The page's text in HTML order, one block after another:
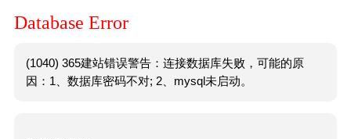
Database Error
(1040) 365建站错误警告：连接数据库失败，可能的原
因：1、数据库密码不对; 2、mysql未启动。